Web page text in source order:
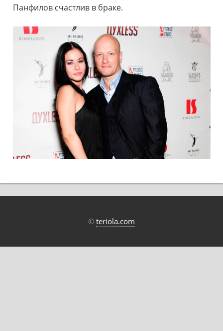
Панфилов счастлив в браке.
© teriola.com